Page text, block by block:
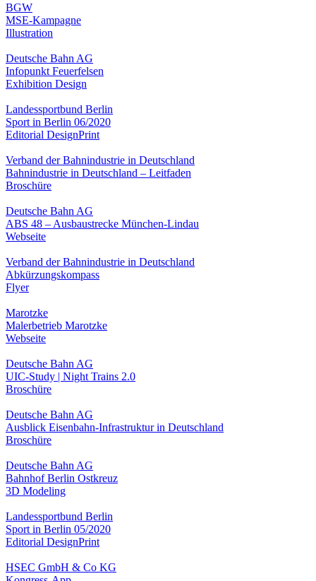
BGW
MSE-Kampagne
Illustration
Deutsche Bahn AG
Infopunkt Feuerfelsen
Exhibition Design
Landessportbund Berlin
Sport in Berlin 06/2020
Editorial DesignPrint
Verband der Bahnindustrie in Deutschland
Bahnindustrie in Deutschland – Leitfaden
Broschüre
Deutsche Bahn AG
ABS 48 – Ausbaustrecke München-Lindau
Webseite
Verband der Bahnindustrie in Deutschland
Abkürzungskompass
Flyer
Marotzke
Malerbetrieb Marotzke
Webseite
Deutsche Bahn AG
UIC-Study | Night Trains 2.0
Broschüre
Deutsche Bahn AG
Ausblick Eisenbahn-Infrastruktur in Deutschland
Broschüre
Deutsche Bahn AG
Bahnhof Berlin Ostkreuz
3D Modeling
Landessportbund Berlin
Sport in Berlin 05/2020
Editorial DesignPrint
HSEC GmbH & Co KG